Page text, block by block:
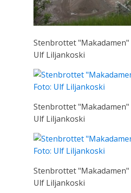
Stenbrottet "Makadamen"
Ulf Liljankoski
Stenbrottet "Makadamen"
Ulf Liljankoski
Stenbrottet "Makadamen"
Ulf Liljankoski